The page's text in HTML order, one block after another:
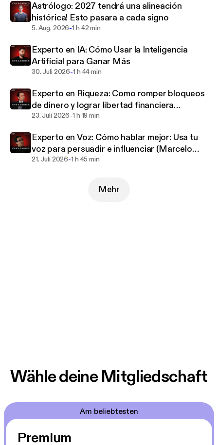
Astrólogo: 2027 tendrá una alineación
histórica! Esto pasara a cada signo
5. Aug. 2026-1 h 42 min
Experto en IA: Cómo Usar la Inteligencia
Artificial para Ganar Más
30. Juli 2026-1 h 44 min
Experto en Riqueza: Como romper bloqueos
de dinero y lograr libertad financiera
(Alejandro Cardona)
23. Juli 2026-1 h 19 min
Experto en Voz: Cómo hablar mejor: Usa tu
voz para persuadir e influenciar (Marcelo
Salazar)
21. Juli 2026-1 h 45 min
Mehr
Wähle deine Mitgliedschaft
Am beliebtesten
Premium